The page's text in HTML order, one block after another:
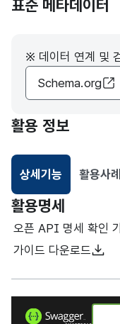
표준 메타데이터
※ 데이터 연계 및
Schema.org
활용 정보
상세기능
선택됨
활용사례
활용명세
오픈 API 명세 확인
가이드 다운로드